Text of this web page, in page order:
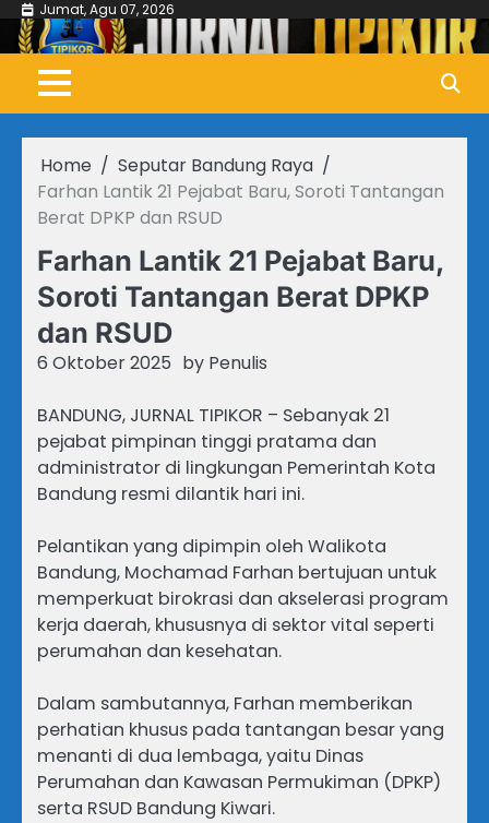
Skip
content
Jumat, Agu 07, 2026
Home
Seputar Bandung Raya
Farhan Lantik 21 Pejabat Baru, Soroti Tantangan
Berat DPKP dan RSUD
Farhan Lantik 21 Pejabat Baru,
Soroti Tantangan Berat DPKP
dan RSUD
6 Oktober 2025 by Penulis
BANDUNG, JURNAL TIPIKOR – Sebanyak 21
pejabat pimpinan tinggi pratama dan
administrator di lingkungan Pemerintah Kota
Bandung resmi dilantik hari ini.
Pelantikan yang dipimpin oleh Walikota
Bandung, Mochamad Farhan bertujuan untuk
memperkuat birokrasi dan akselerasi program
kerja daerah, khususnya di sektor vital seperti
perumahan dan kesehatan.
Dalam sambutannya, Farhan memberikan
perhatian khusus pada tantangan besar yang
menanti di dua lembaga, yaitu Dinas
Perumahan dan Kawasan Permukiman (DPKP)
serta RSUD Bandung Kiwari.